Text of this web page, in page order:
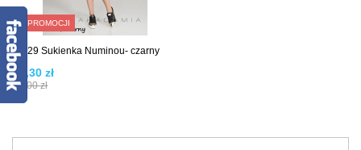
W PROMOCJI
NU29 Sukienka Numinou- czarny
99,00 zł
69,30 zł